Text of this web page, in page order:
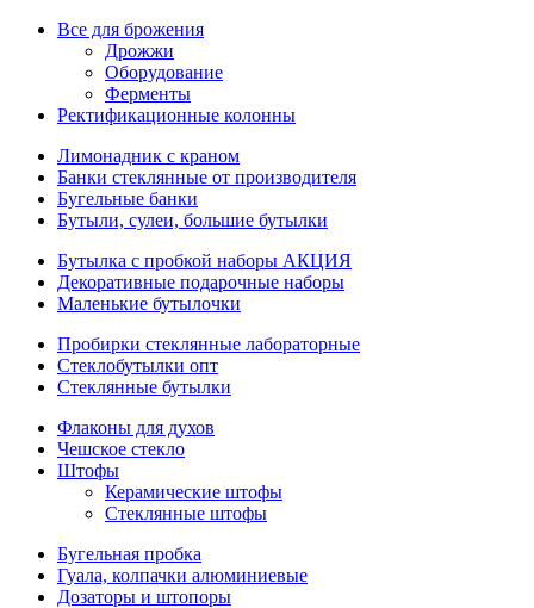
Все для брожения
Дрожжи
Оборудование
Ферменты
Ректификационные колонны
Лимонадник с краном
Банки стеклянные от производителя
Бугельные банки
Бутыли, сулеи, большие бутылки
Бутылка с пробкой наборы АКЦИЯ
Декоративные подарочные наборы
Маленькие бутылочки
Пробирки стеклянные лабораторные
Стеклобутылки опт
Стеклянные бутылки
Флаконы для духов
Чешское стекло
Штофы
Керамические штофы
Стеклянные штофы
Бугельная пробка
Гуала, колпачки алюминиевые
Дозаторы и штопоры